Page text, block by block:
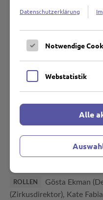
„Der goldene Clown“ war
den sozialen und
Verlorenen – ein in den
Thema. Die aufwändigen
Hollywood und den Ufa-
Hauptrolle mit dem Star
zuvor in F. W. Murnaus
A.W. Sandberg
ROLLEN
Gösta Ekman
(Zirkusdirektor), Kate
Datenschutzerklärung
Notwendige
Webstatistik
Alle